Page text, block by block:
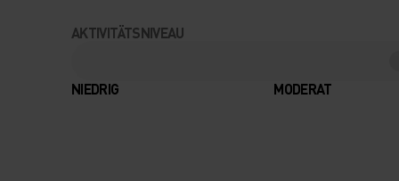
AKTIVITÄTSNIVEAU
NIEDRIG MODERAT